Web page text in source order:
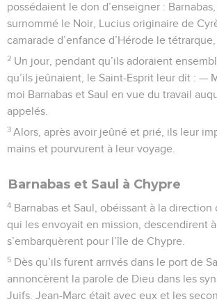
possédaient le don d’enseigner :
surnommé le Noir, Lucius originaire de
camarade d’enfance d’Hérode le tétrarque,
2 Un jour, pendant qu’ils adoraient
qu’ils jeûnaient, le Saint-Esprit leur dit : —
moi Barnabas et Saul en vue du travail
appelés.
3 Alors, après avoir jeûné et prié, ils leur
mains et pourvurent à leur voyage.
Barnabas et Saul à Chypre
4 Barnabas et Saul, obéissant à la direction
qui les envoyait en mission, descendirent
s’embarquèrent pour l’île de Chypre.
5 Dès qu’ils furent arrivés dans le port de
annoncèrent la parole de Dieu dans les
Juifs. Jean-Marc était avec eux et les